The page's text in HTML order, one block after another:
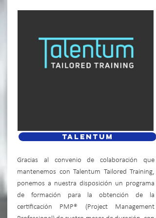
TALENTUM
Gracias al convenio de colaboración que
mantenemos con Talentum Tailored Training,
ponemos a nuestra disposición un programa
de formación para la obtención de la
certificación PMP® (Project Management